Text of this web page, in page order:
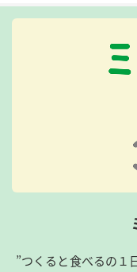
”つくると食べるの１